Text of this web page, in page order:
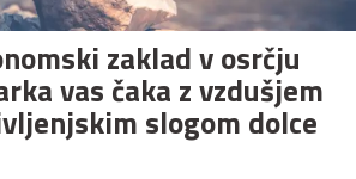
zaklad v osrčju
vas čaka z vzdušjem
slogom dolce